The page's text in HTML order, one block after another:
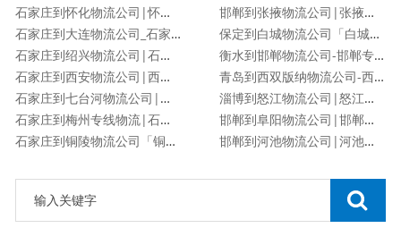
石家庄到怀化物流公司|怀化专线
石家庄到大连物流公司_石家庄到大连物流专线
石家庄到绍兴物流公司|石家庄到绍兴物流专线
石家庄到西安物流公司|西安专线
石家庄到七台河物流公司|石家庄到七台河物流专线
石家庄到梅州专线物流|石家庄到梅州物流公司
石家庄到铜陵物流公司「铜陵专线」
邯郸到张掖物流公司|张掖专线
保定到白城物流公司「白城专线」
衡水到邯郸物流公司-邯郸专线
青岛到西双版纳物流公司-西双版纳专线
淄博到怒江物流公司|怒江专线
邯郸到阜阳物流公司|邯郸到阜阳物流专线
邯郸到河池物流公司|河池专线